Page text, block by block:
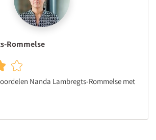
Rommelse
Nanda Lambregts-Rommelse met